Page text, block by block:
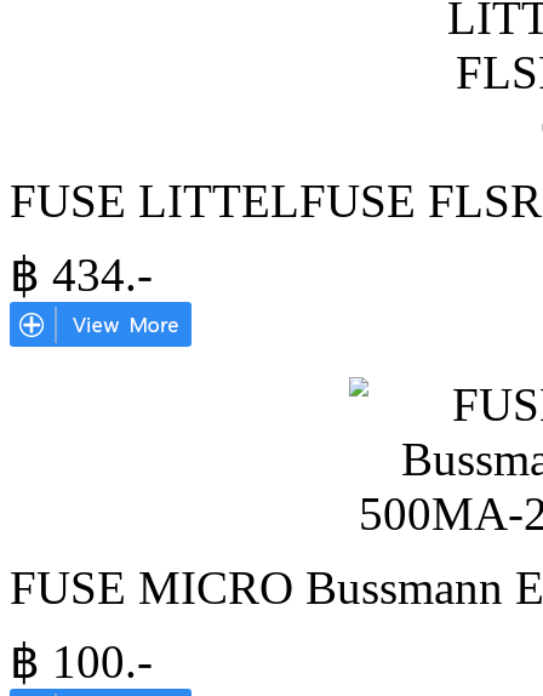
FUSE LITTELFUSE
฿ 434.-
FUSE MICRO Bussmann
฿ 100.-